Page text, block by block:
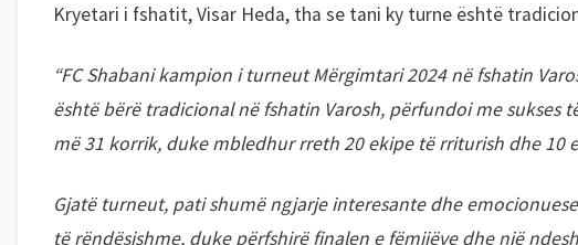
Kryetari i fshatit, Visar Heda, tha se tani ky turne është
“FC Shabani kampion i turneut Mërgimtari 2024 në fshatin
është bërë tradicional në fshatin Varosh, përfundoi me sukses
më 31 korrik, duke mbledhur rreth 20 ekipe të rriturish dhe 10
Gjatë turneut, pati shumë ngjarje interesante dhe
të rëndësishme, duke përfshirë finalen e fëmijëve dhe një